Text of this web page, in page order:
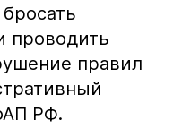
проводить
правил
РФ.